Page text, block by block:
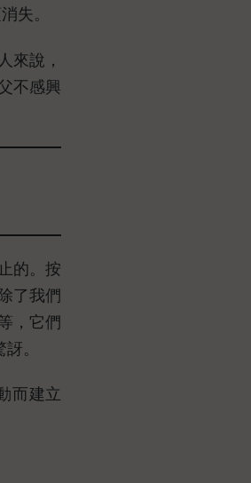
失。
來說，
不感興
的。按
了我們
，它們
。
而建立